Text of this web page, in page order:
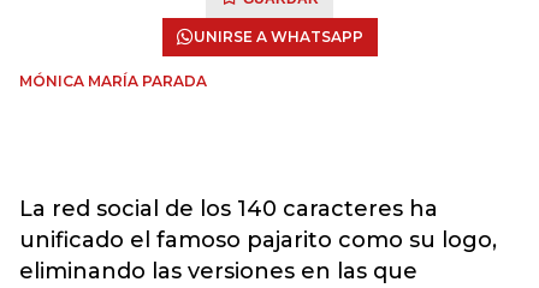
UNIRSE A WHATSAPP
MÓNICA MARÍA PARADA
La red social de los 140 caracteres ha
unificado el famoso pajarito como su logo,
eliminando las versiones en las que